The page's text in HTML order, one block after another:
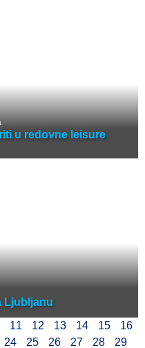
u redovne leisure
Ljubljanu
11 12 13 14 15
16
24 25 26 27 28 29